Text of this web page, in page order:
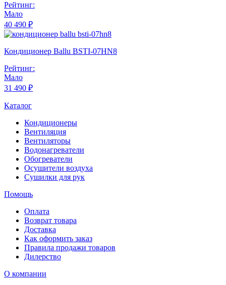
Рейтинг:
Мало
40 490 ₽
Кондиционер Ballu BSTI-07HN8
Рейтинг:
Мало
31 490 ₽
Каталог
Кондиционеры
Вентиляция
Вентиляторы
Водонагреватели
Обогреватели
Осушители воздуха
Сушилки для рук
Помощь
Оплата
Возврат товара
Доставка
Как оформить заказ
Правила продажи товаров
Дилерство
О компании